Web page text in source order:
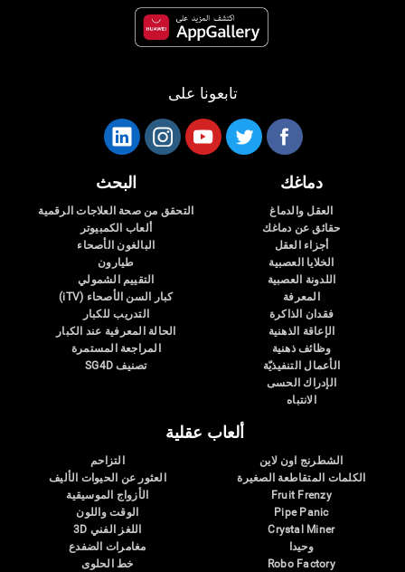
تابعونا على
دماغك
العقل والدماغ
حقائق عن دماغك
أجزاء العقل
الخلايا العصبية
اللدونة العصبية
المعرفة
فقدان الذاكرة
الإعاقة الذهنية
وظائف ذهنية
الأعمال التنفيذيّة
الإدراك الحسى
الانتباه
البحث
التحقق من صحة العلاجات الرقمية
ألعاب الكمبيوتر
البالغون الأصحاء
طيارون
التقييم الشمولي
كبار السن الأصحاء (iTV)
التدريب للكبار
الحالة المعرفية عند الكبار
المراجعة المستمرة
تصنيف SG4D
ألعاب عقلية
الشطرنج اون لاين
الكلمات المتقاطعة الصغيرة
Fruit Frenzy
Pipe Panic
Crystal Miner
وحيدا
Robo Factory
التزاحم
العثور عن الحيوات الأليف
الأزواج الموسيقية
الوقت واللون
اللغز الفني 3D
مغامرات الضفدع
خط الحلوى